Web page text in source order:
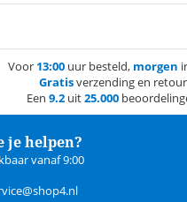
Voor 13:00uur besteld, morgen
Gratisverzending en retour
Een 9.2 uit25.000
je helpen?
vanaf 9:00